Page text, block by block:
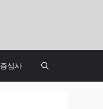
증심사